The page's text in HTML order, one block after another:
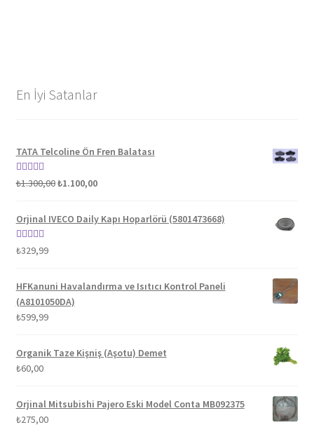
En İyi Satanlar
TATA Telcoline Ön Fren Balatası
5 üzerinden
₺1.300,00Orijinal
₺1.300,00.
₺1.100,00Şu
fiyat:
₺1.100,00.
Orjinal IVECO Daily Kapı Hoparlörü (5801473668)
5 üzerinden
₺329,99
HFKanuni Havalandırma ve Isıtıcı Kontrol Paneli
(A8101050DA)
₺599,99
Organik Taze Kişniş (Aşotu) Demet
₺60,00
Orjinal Mitsubishi Pajero Eski Model Conta MB092375
₺275,00